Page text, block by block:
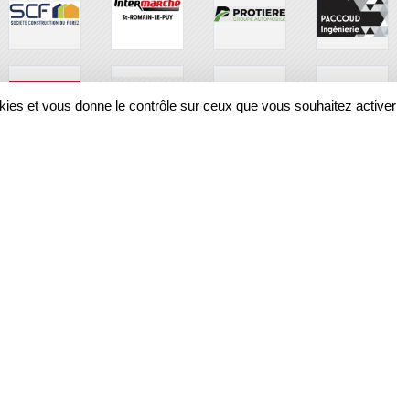
et vous donne le contrôle sur ceux que vous souhaitez activer